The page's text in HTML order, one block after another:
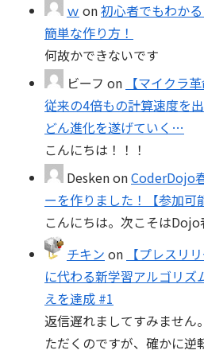
ｗ on初心者でもわか
簡単な作り方！
何故かできないです
ビーフ on 【マイクラ
従来の4倍もの計算速度を
どん進化を遂げていく…
こんにちは！！！
DeskenonCoderDojo
ーを作りました！【参加可
こんにちは。次こそはDojo
チキン on 【プレスリ
に代わる新学習アルゴリ
えを達成 #1
返信遅れましてすみません
ただくのですが、確かに逆